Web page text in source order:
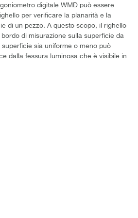
digitale WMD può essere
per verificare la planarità e la
di un pezzo. A questo scopo, il righello
di misurazione sulla superficie da
sia uniforme o meno può
dalla fessura luminosa che è visibile in